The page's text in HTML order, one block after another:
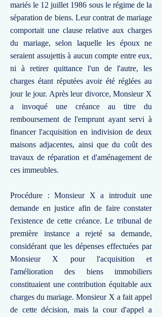
mariés le 12 juillet 1986 sous le régime de la
séparation de biens. Leur contrat de mariage
comportait une clause relative aux charges
du mariage, selon laquelle les époux ne
seraient assujettis à aucun compte entre eux,
ni à retirer quittance l'un de l'autre, les
charges étant réputées avoir été réglées au
jour le jour. Après leur divorce, Monsieur X
a invoqué une créance au titre du
remboursement de l'emprunt ayant servi à
financer l'acquisition en indivision de deux
maisons adjacentes, ainsi que du coût des
travaux de réparation et d'aménagement de
ces immeubles.
Procédure : Monsieur X a introduit une
demande en justice afin de faire constater
l'existence de cette créance. Le tribunal de
première instance a rejeté sa demande,
considérant que les dépenses effectuées par
Monsieur X pour l'acquisition et
l'amélioration des biens immobiliers
constituaient une contribution équitable aux
charges du mariage. Monsieur X a fait appel
de cette décision, mais la cour d'appel a